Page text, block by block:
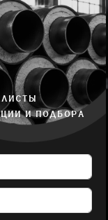
И ПОДБОРА